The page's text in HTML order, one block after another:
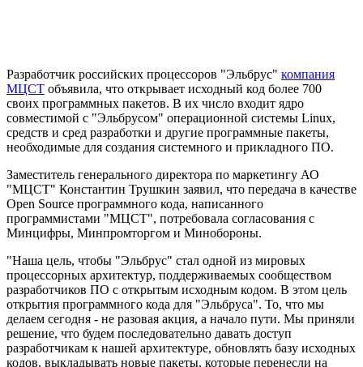
Разработчик российских процессоров "Эльбрус" компания
МЦСТ объявила, что открывает исходный код более 700
своих программных пакетов. В их число входит ядро
совместимой с "Эльбрусом" операционной системы Linux,
средств и сред разработки и другие программные пакеты,
необходимые для создания системного и прикладного ПО.
Заместитель генерального директора по маркетингу АО
"МЦСТ" Константин Трушкин заявил, что передача в качестве
Open Source программного кода, написанного
программистами "МЦСТ", потребовала согласования с
Минцифры, Минпромторгом и Минобороны.
"Наша цель, чтобы "Эльбрус" стал одной из мировых
процессорных архитектур, поддерживаемых сообществом
разработчиков ПО с открытым исходным кодом. В этом цель
открытия программного кода для "Эльбруса". То, что мы
делаем сегодня - не разовая акция, а начало пути. Мы приняли
решение, что будем последовательно давать доступ
разработчикам к нашей архитектуре, обновлять базу исходных
кодов, выкладывать новые пакеты, которые перенесли на